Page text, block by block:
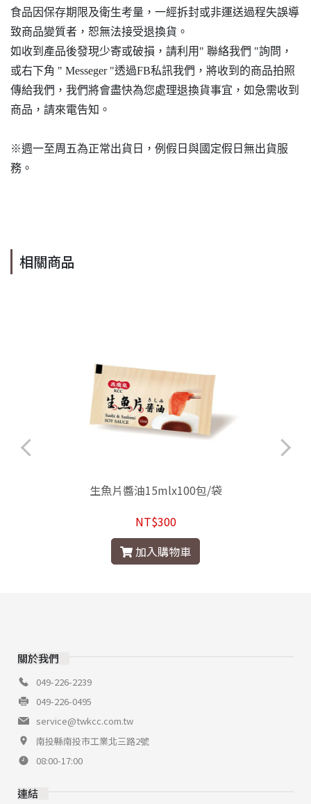
食品因保存期限及衛生考量，一經拆封或非運送過程失誤導
致商品變質者，恕無法接受退換貨。
如收到產品後發現少寄或破損，請利用" 聯絡我們 "詢問，
或右下角 " Messeger "透過FB私訊我們，將收到的商品拍照
傳給我們，我們將會盡快為您處理退換貨事宜，如急需收到
商品，請來電告知。
※週一至周五為正常出貨日，例假日與國定假日無出貨服
務。
相關商品
生魚片醬油15mlx100包/袋
NT$300
加入購物車
關於我們
049-226-2239
049-226-0495
service@twkcc.com.tw
南投縣南投市工業北三路2號
08:00-17:00
連結